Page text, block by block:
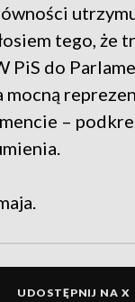
tego, że
PiS do
mocną
–
UDOSTĘPNIJ NA X